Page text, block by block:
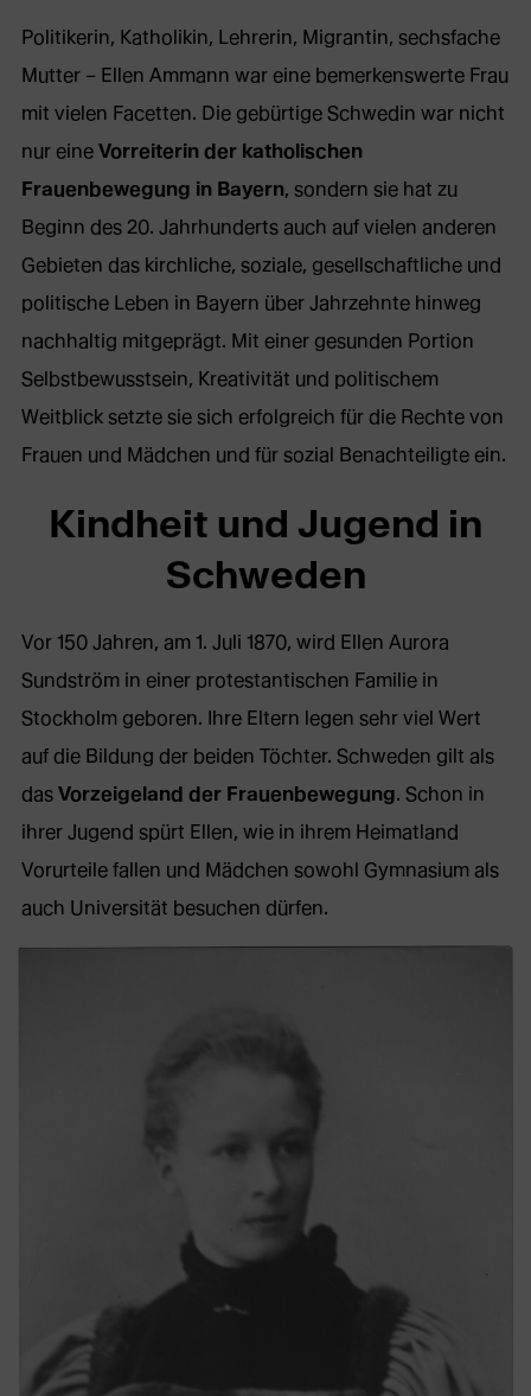
Politikerin, Katholikin, Lehrerin, Migrantin, sechsfache
Mutter – Ellen Ammann war eine bemerkenswerte Frau
mit vielen Facetten. Die gebürtige Schwedin war nicht
nur eine Vorreiterin der katholischen
Frauenbewegung in Bayern, sondern sie hat zu
Beginn des 20. Jahrhunderts auch auf vielen anderen
Gebieten das kirchliche, soziale, gesellschaftliche und
politische Leben in Bayern über Jahrzehnte hinweg
nachhaltig mitgeprägt. Mit einer gesunden Portion
Selbstbewusstsein, Kreativität und politischem
Weitblick setzte sie sich erfolgreich für die Rechte von
Frauen und Mädchen und für sozial Benachteiligte ein.
Kindheit und Jugend in
Schweden
Vor 150 Jahren, am 1. Juli 1870, wird Ellen Aurora
Sundström in einer protestantischen Familie in
Stockholm geboren. Ihre Eltern legen sehr viel Wert
auf die Bildung der beiden Töchter. Schweden gilt als
das Vorzeigeland der Frauenbewegung. Schon in
ihrer Jugend spürt Ellen, wie in ihrem Heimatland
Vorurteile fallen und Mädchen sowohl Gymnasium als
auch Universität besuchen dürfen.